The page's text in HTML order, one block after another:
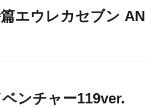
エウレカセブン
ンチャー119ver.